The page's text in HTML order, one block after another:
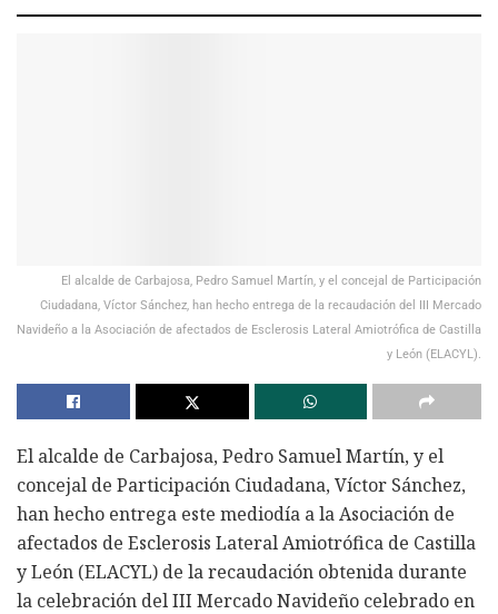
El alcalde de Carbajosa, Pedro Samuel Martín, y el concejal de Participación
Ciudadana, Víctor Sánchez, han hecho entrega de la recaudación del III Mercado
Navideño a la Asociación de afectados de Esclerosis Lateral Amiotrófica de Castilla
y León (ELACYL).
El alcalde de Carbajosa, Pedro Samuel Martín, y el
concejal de Participación Ciudadana, Víctor Sánchez,
han hecho entrega este mediodía a la Asociación de
afectados de Esclerosis Lateral Amiotrófica de Castilla
y León (ELACYL) de la recaudación obtenida durante
la celebración del III Mercado Navideño celebrado en